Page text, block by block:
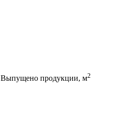
Выпущено продукции, м2